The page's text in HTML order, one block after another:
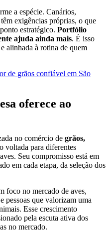
a espécie. Canários,
exigências próprias, o que
estratégico. Portfólio
ajuda ainda mais. É isso
alinhada à rotina de quem
de grãos confiável em São
oferece ao
no comércio de grãos,
voltada para diferentes
Seu compromisso está em
em cada etapa, da seleção dos
foco no mercado de aves,
pessoas que valorizam uma
Esse crescimento
pela escuta ativa dos
no mercado.